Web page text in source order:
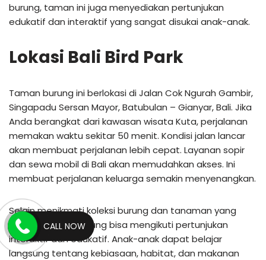
burung, taman ini juga menyediakan pertunjukan
edukatif dan interaktif yang sangat disukai anak-anak.
Lokasi Bali Bird Park
Taman burung ini berlokasi di Jalan Cok Ngurah Gambir,
Singapadu Sersan Mayor, Batubulan – Gianyar, Bali. Jika
Anda berangkat dari kawasan wisata Kuta, perjalanan
memakan waktu sekitar 50 menit. Kondisi jalan lancar
akan membuat perjalanan lebih cepat. Layanan sopir
dan sewa mobil di Bali akan memudahkan akses. Ini
membuat perjalanan keluarga semakin menyenangkan.
Selain menikmati koleksi burung dan tanaman yang
beragam, pengunjung bisa mengikuti pertunjukan
interaktif dan edukatif. Anak-anak dapat belajar
langsung tentang kebiasaan, habitat, dan makanan
CALL NOW